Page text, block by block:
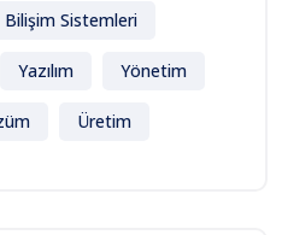
Bilişim Sistemleri
Yazılım Yönetim
Üretim